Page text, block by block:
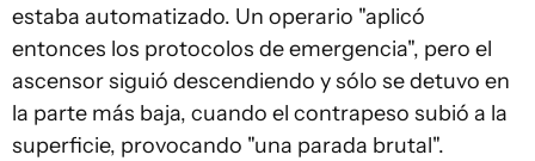
estaba automatizado. Un operario "aplicó
entonces los protocolos de emergencia", pero el
ascensor siguió descendiendo y sólo se detuvo en
la parte más baja, cuando el contrapeso subió a la
superficie, provocando "una parada brutal".